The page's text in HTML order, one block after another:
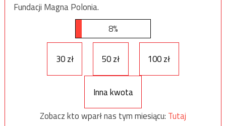
Fundacji Magna Polonia.
8%
30 zł 50 zł 100 zł
Inna kwota
Zobacz kto wparł nas tym miesiącu: Tutaj